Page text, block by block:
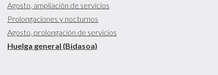
Agosto, ampliación de servicios
Prolongaciones y nocturnos
Agosto, prolongación de servicios
Huelga general (Bidasoa)